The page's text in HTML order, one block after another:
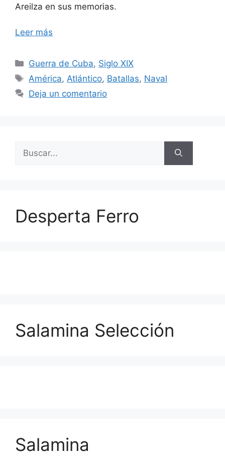
Areilza en sus memorias.
Leer más
Categorías
Guerra de Cuba, Siglo XIX
Etiquetas
América, Atlántico, Batallas, Naval
Deja un comentario
Desperta Ferro
Salamina Selección
Salamina